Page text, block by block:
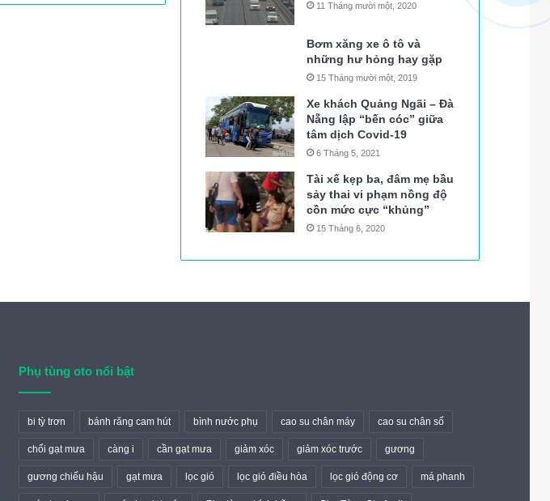
11 Tháng mười một, 2020
Bơm xăng xe ô tô và
những hư hỏng hay gặp
15 Tháng mười một, 2019
Xe khách Quảng Ngãi – Đà
Nẵng lập “bến cóc” giữa
tâm dịch Covid-19
6 Tháng 5, 2021
Tài xế kẹp ba, đâm mẹ bầu
sảy thai vi phạm nồng độ
cồn mức cực “khủng”
15 Tháng 6, 2020
Phụ tùng oto nổi bật
bi tỳ trơn bánh răng cam hút bình nước phụ cao su chân máy cao su chân số
chổi gạt mưa càng i cần gạt mưa giảm xóc giảm xóc trước gương
gương chiếu hậu gạt mưa lọc gió lọc gió điều hòa lọc gió động cơ má phanh